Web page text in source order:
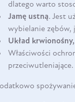
dlatego warto
Jamę ustną. Jest
wybielanie zębów,
Układ
Właściwości
przeciwutleniające.